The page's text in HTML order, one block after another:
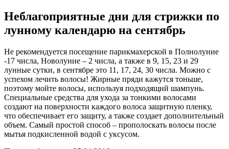
Неблагоприятные дни для стрижки по
лунному календарю на сентябрь
Не рекомендуется посещение парикмахерской в Полнолуние
-17 числа, Новолуние – 2 числа, а также в 9, 15, 23 и 29
лунные сутки, в сентябре это 11, 17, 24, 30 числа. Можно с
успехом лечить волосы! Жирные пряди кажутся тоньше,
поэтому мойте волосы, используя подходящий шампунь.
Специальные средства для ухода за тонкими волосами
создают на поверхности каждого волоса защитную пленку,
что обеспечивает его защиту, а также создает дополнительный
объем. Самый простой способ – прополоскать волосы после
мытья подкисленной водой с уксусом.